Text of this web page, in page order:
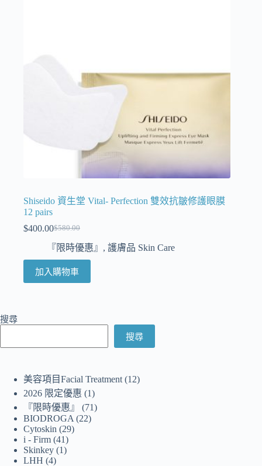
Shiseido 資生堂 Vital- Perfection 雙效抗皺修護眼膜
12 pairs
$580.00
$400.00
『限時優惠』 , 護膚品 Skin Care
加入購物車
搜尋
搜尋
美容項目Facial Treatment 12
2026 限定優惠
1
『限時優惠』
71
BIODROGA
22
Cytoskin
29
i - Firm 41
Skinkey 1
LHH 4